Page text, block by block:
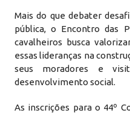
Mais do que debater
pública, o Encontro das
cavalheiros busca
essas lideranças na
seus moradores e
desenvolvimento social.
As inscrições para o 44º